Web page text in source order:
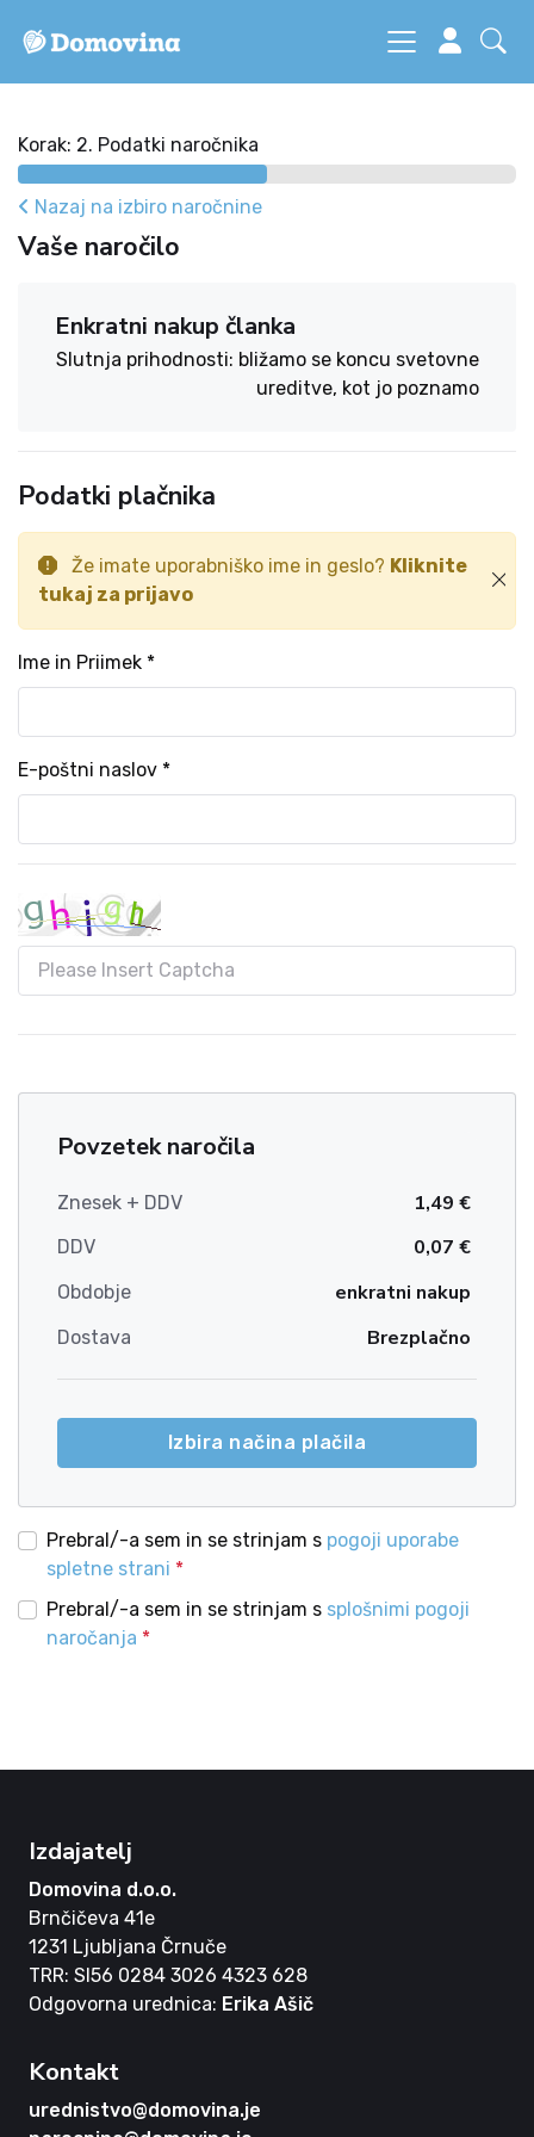
Korak: 2. Podatki naročnika
Nazaj na izbiro naročnine
Vaše naročilo
Enkratni nakup članka
Slutnja prihodnosti: bližamo se koncu svetovne
ureditve, kot jo poznamo
Podatki plačnika
Že imate uporabniško ime in geslo? Kliknite
tukaj za prijavo
Ime in Priimek *
E-poštni naslov *
Povzetek naročila
Znesek + DDV 1,49 €
DDV 0,07 €
Obdobje enkratni nakup
Dostava Brezplačno
Izbira načina plačila
Prebral/-a sem in se strinjam s pogoji uporabe
spletne strani *
Prebral/-a sem in se strinjam s splošnimi pogoji
naročanja *
Izdajatelj
Domovina d.o.o.
Brnčičeva 41e
1231 Ljubljana Črnuče
TRR: SI56 0284 3026 4323 628
Odgovorna urednica: Erika Ašič
Kontakt
urednistvo@domovina.je